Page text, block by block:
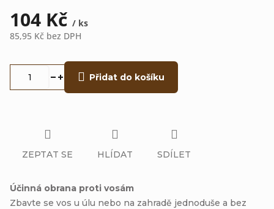
104 Kč / ks
85,95 Kč bez DPH
Přidat do košíku
Účinná obrana proti vosám
Zbavte se vos u úlu nebo na zahradě jednoduše a bez
ZEPTAT SE HLÍDAT SDÍLET